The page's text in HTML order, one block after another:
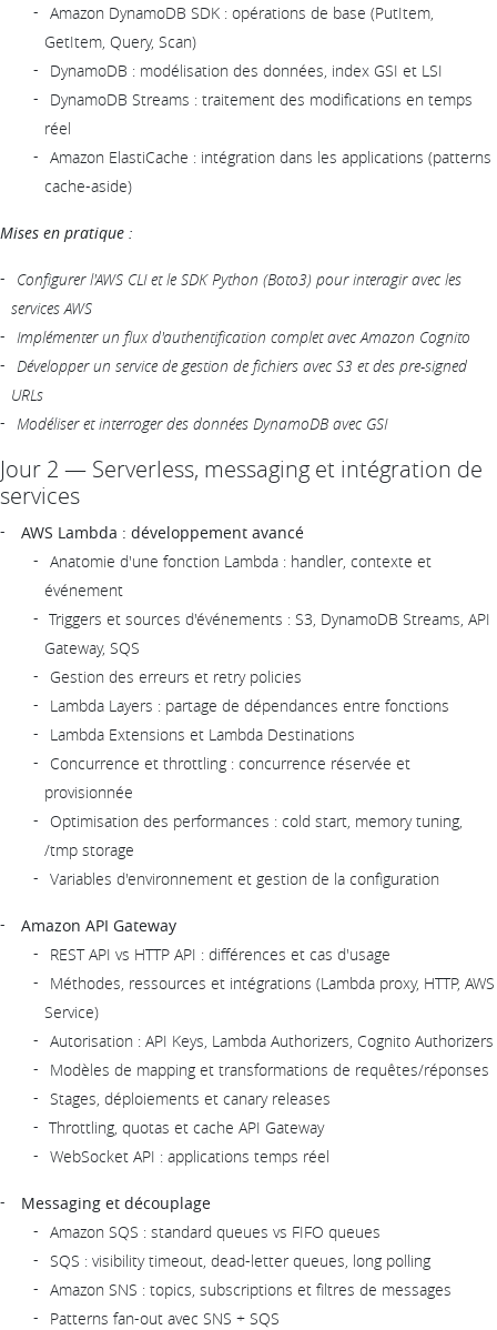
Amazon DynamoDB SDK : opérations de base (PutItem,
GetItem, Query, Scan)
DynamoDB : modélisation des données, index GSI et LSI
DynamoDB Streams : traitement des modifications en temps
réel
Amazon ElastiCache : intégration dans les applications (patterns
cache-aside)
Mises en pratique :
Configurer l'AWS CLI et le SDK Python (Boto3) pour interagir avec les
services AWS
Implémenter un flux d'authentification complet avec Amazon Cognito
Développer un service de gestion de fichiers avec S3 et des pre-signed
URLs
Modéliser et interroger des données DynamoDB avec GSI
Jour 2 — Serverless, messaging et intégration de
services
AWS Lambda : développement avancé
Anatomie d'une fonction Lambda : handler, contexte et
événement
Triggers et sources d'événements : S3, DynamoDB Streams, API
Gateway, SQS
Gestion des erreurs et retry policies
Lambda Layers : partage de dépendances entre fonctions
Lambda Extensions et Lambda Destinations
Concurrence et throttling : concurrence réservée et
provisionnée
Optimisation des performances : cold start, memory tuning,
/tmp storage
Variables d'environnement et gestion de la configuration
Amazon API Gateway
REST API vs HTTP API : différences et cas d'usage
Méthodes, ressources et intégrations (Lambda proxy, HTTP, AWS
Service)
Autorisation : API Keys, Lambda Authorizers, Cognito Authorizers
Modèles de mapping et transformations de requêtes/réponses
Stages, déploiements et canary releases
Throttling, quotas et cache API Gateway
WebSocket API : applications temps réel
Messaging et découplage
Amazon SQS : standard queues vs FIFO queues
SQS : visibility timeout, dead-letter queues, long polling
Amazon SNS : topics, subscriptions et filtres de messages
Patterns fan-out avec SNS + SQS